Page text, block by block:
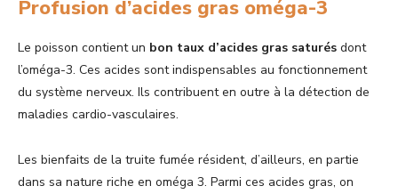
Profusion d’acides gras oméga-3
Le poisson contient un bon taux d’acides gras saturés dont
l’oméga-3. Ces acides sont indispensables au fonctionnement
du système nerveux. Ils contribuent en outre à la détection de
maladies cardio-vasculaires.
Les bienfaits de la truite fumée résident, d’ailleurs, en partie
dans sa nature riche en oméga 3. Parmi ces acides gras, on